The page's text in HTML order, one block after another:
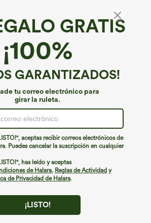
GRATIS
¡100%
GARANTIZADOS!
tu correo electrónico para
girar la ruleta.
aceptas recibir correos electrónicos de
Puedes cancelar la suscripción en cualquier
has leído y aceptas
de Halara, Reglas de Actividad y
de Privacidad de Halara.
¡LISTO!
sin mangas, mini con
denim lavado, vestido